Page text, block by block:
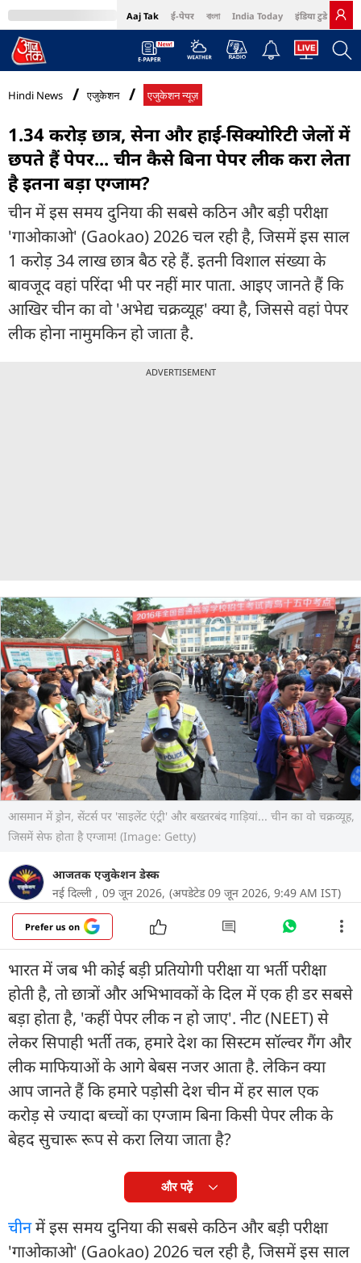
Aaj Tak ई-पेपर বাংলা India Today इंडिया टुडे हिंदी
MumbaiTak Cosmopolitan Harper's Bazaar Northeast
Hindi News एजुकेशन एजुकेशन न्यूज़
1.34 करोड़ छात्र, सेना और हाई-सिक्योरिटी जेलों में
छपते हैं पेपर... चीन कैसे ब‍िना पेपर लीक करा लेता
है इतना बड़ा एग्जाम?
चीन में इस समय दुनिया की सबसे कठिन और बड़ी परीक्षा
'गाओकाओ' (Gaokao) 2026 चल रही है, जिसमें इस साल
1 करोड़ 34 लाख छात्र बैठ रहे हैं. इतनी विशाल संख्या के
बावजूद वहां परिंदा भी पर नहीं मार पाता. आइए जानते हैं कि
आखिर चीन का वो 'अभेद्य चक्रव्यूह' क्या है, जिससे वहां पेपर
लीक होना नामुमकिन हो जाता है.
ADVERTISEMENT
आसमान में ड्रोन, सेंटर्स पर 'साइलेंट एंट्री' और बख्तरबंद गाड़ियां... चीन का वो चक्रव्यूह,
जिसमें सेफ होता है एग्जाम! (Image: Getty)
आजतक एजुकेशन डेस्क
नई द‍िल्ली , 09 जून 2026, (अपडेटेड 09 जून 2026, 9:49 AM IST)
Prefer us on
भारत में जब भी कोई बड़ी प्रतियोगी परीक्षा या भर्ती परीक्षा
होती है, तो छात्रों और अभिभावकों के दिल में एक ही डर सबसे
बड़ा होता है, 'कहीं पेपर लीक न हो जाए'. नीट (NEET) से
लेकर सिपाही भर्ती तक, हमारे देश का सिस्टम सॉल्वर गैंग और
लीक माफियाओं के आगे बेबस नजर आता है. लेकिन क्या
आप जानते हैं कि हमारे पड़ोसी देश चीन में हर साल एक
करोड़ से ज्यादा बच्चों का एग्जाम बिना किसी पेपर लीक के
बेहद सुचारू रूप से करा लिया जाता है?
और पढ़ें
चीनमें इस समय दुनिया की सबसे कठिन और बड़ी परीक्षा
'गाओकाओ' (Gaokao) 2026 चल रही है, जिसमें इस साल